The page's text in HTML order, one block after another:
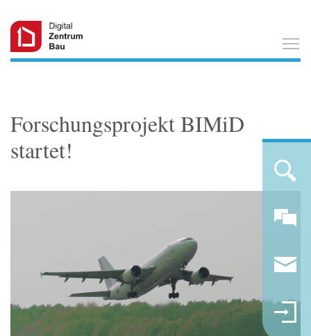
Forschungsprojekt BIMiD
startet!